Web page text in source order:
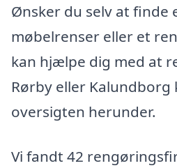
Ønsker du selv at finde
møbelrenser eller et
kan hjælpe dig med at
Rørby eller Kalundborg
oversigten herunder.
Vi fandt 42